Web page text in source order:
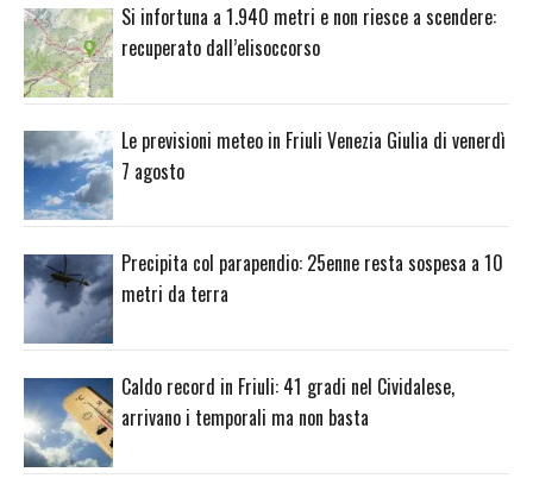
Si infortuna a 1.940 metri e non riesce a scendere:
recuperato dall’elisoccorso
Le previsioni meteo in Friuli Venezia Giulia di venerdì
7 agosto
Precipita col parapendio: 25enne resta sospesa a 10
metri da terra
Caldo record in Friuli: 41 gradi nel Cividalese,
arrivano i temporali ma non basta